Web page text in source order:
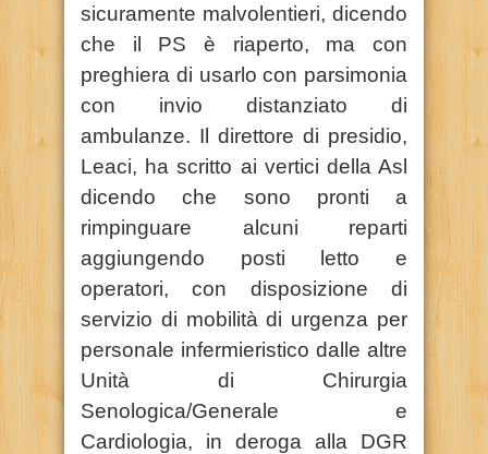
sicuramente malvolentieri, dicendo
che il PS è riaperto, ma con
preghiera di usarlo con parsimonia
con invio distanziato di
ambulanze. Il direttore di presidio,
Leaci, ha scritto ai vertici della Asl
dicendo che sono pronti a
rimpinguare alcuni reparti
aggiungendo posti letto e
operatori, con disposizione di
servizio di mobilità di urgenza per
personale infermieristico dalle altre
Unità di Chirurgia
Senologica/Generale e
Cardiologia, in deroga alla DGR